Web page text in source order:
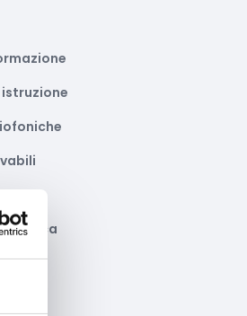
istruzione
chimica